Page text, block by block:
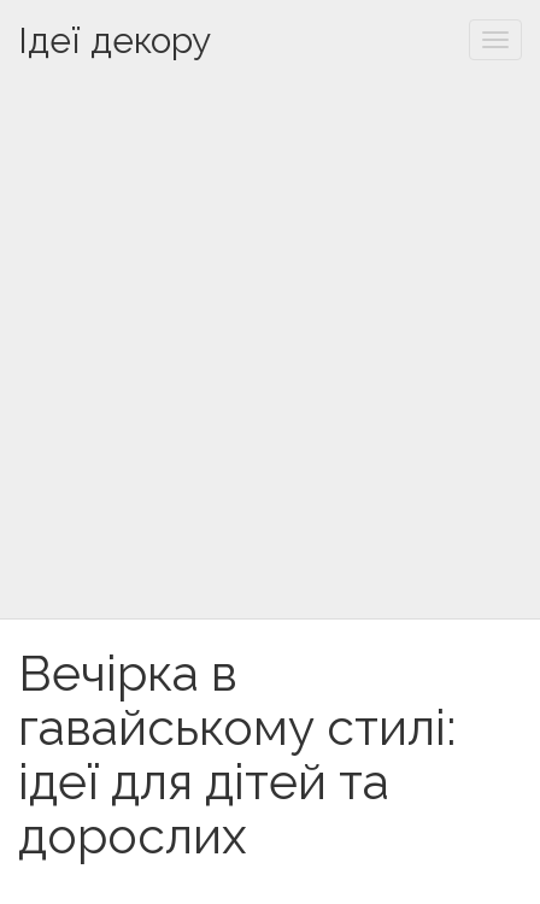
Ідеї декору
Вечірка в
гавайському стилі:
ідеї для дітей та
дорослих